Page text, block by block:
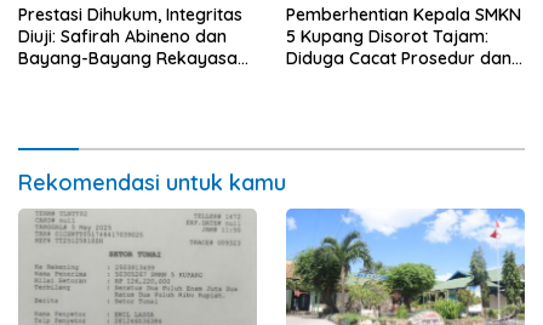
Prestasi Dihukum, Integritas
Diuji: Safirah Abineno dan
Bayang-Bayang Rekayasa
Pemberhentian Kepala SMKN
5 Kupang Disorot Tajam:
Diduga Cacat Prosedur dan
Rekomendasi untuk kamu